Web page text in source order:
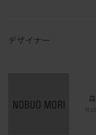
デザイナー